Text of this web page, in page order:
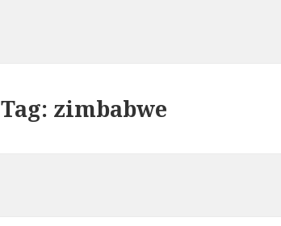
Tag: zimbabwe